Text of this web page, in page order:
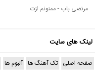
مرتضی باب - ممنونم ازت
لینک های سایت
صفحه اصلی تک آهنگ ها آلبوم ها